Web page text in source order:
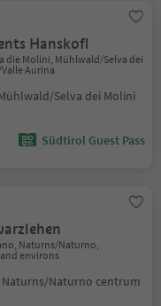
Hanskofl
die Molini, Mühlwald/Selva dei
Aurina
Selva dei Molini
Südtirol Guest Pass
Naturns/Naturno,
environs
Naturns/Naturno centrum